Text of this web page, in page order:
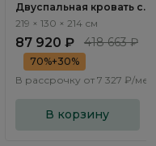
Двуспальная кровать с
подъемным механизмом
219 × 130 × 214 см
87 920 ₽ 418 663 ₽
70%+30%
В рассрочку от 7 327 ₽/
В корзину